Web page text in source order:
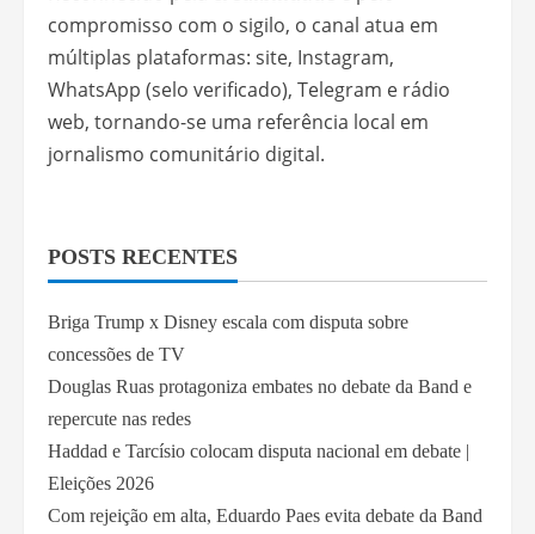
compromisso com o sigilo, o canal atua em
múltiplas plataformas: site, Instagram,
WhatsApp (selo verificado), Telegram e rádio
web, tornando-se uma referência local em
jornalismo comunitário digital.
POSTS RECENTES
Briga Trump x Disney escala com disputa sobre
concessões de TV
Douglas Ruas protagoniza embates no debate da Band e
repercute nas redes
Haddad e Tarcísio colocam disputa nacional em debate |
Eleições 2026
Com rejeição em alta, Eduardo Paes evita debate da Band